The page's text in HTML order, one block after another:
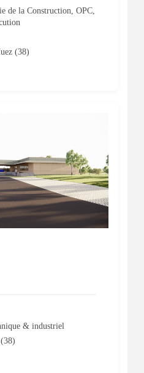
de la Construction, OPC,
(38)
& industriel